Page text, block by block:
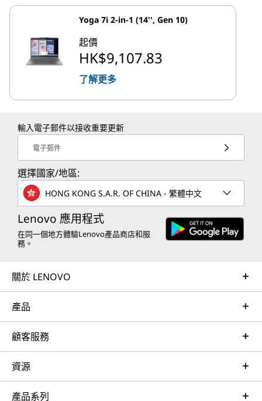
Yoga 7i 2-in-1 (14'', Gen 10)
起價
HK$9,107.83
了解更多
輸入電子郵件以接收重要更新
電子郵件
選擇國家/地區:
HONG KONG S.A.R. OF CHINA - 繁體中文
Lenovo 應用程式
在同一個地方體驗Lenovo產品商店和服
務。
關於 LENOVO
產品
顧客服務
資源
產品系列